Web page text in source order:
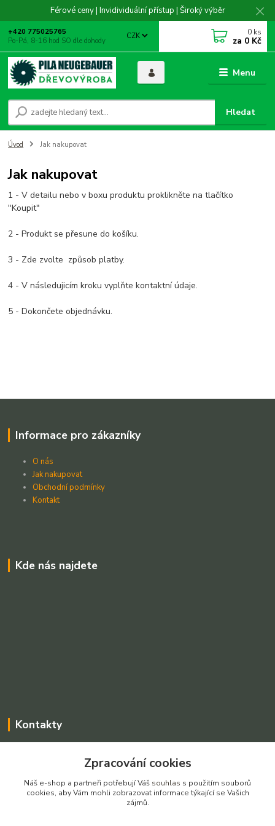
Férové ceny | Invidividuální přístup | Široký výběr
Menu
CZK
Hledat
+420 775025765
Po-Pá, 8-16 hod SO dle dohody
0 ks
za 0 Kč
Úvod Jak nakupovat
Jak nakupovat
1 - V detailu nebo v boxu produktu proklikněte na tlačítko
"Koupit"
2 - Produkt se přesune do košíku.
3 - Zde zvolte způsob platby.
4 - V následujicím kroku vyplňte kontaktní údaje.
5 - Dokončete objednávku.
Informace pro zákazníky
O nás
Jak nakupovat
Obchodní podmínky
Kontakt
Kde nás najdete
Kontakty
+420 775025765
prodejnarezivadecin@seznam.cz
Zpracování cookies
Náš e-shop a partneři potřebují Váš souhlas s použitím souborů
cookies, aby Vám mohli zobrazovat informace týkající se Vašich
zájmů.